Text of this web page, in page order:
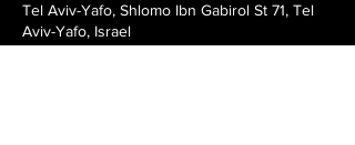
Tel Aviv-Yafo, Shlomo Ibn Gabirol St 71, Tel
Aviv-Yafo, Israel